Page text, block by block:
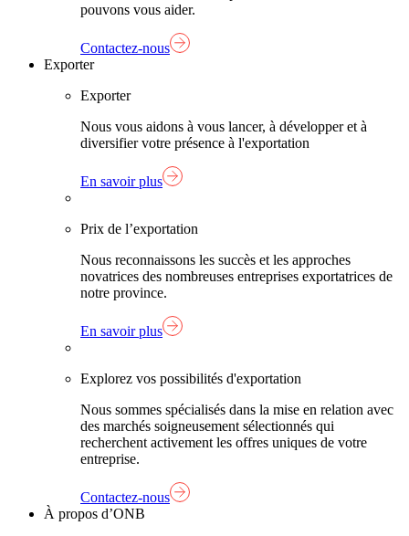
pouvons vous aider.
Contactez-nous
Exporter
Exporter
Nous vous aidons à vous lancer, à développer et à
diversifier votre présence à l'exportation
En savoir plus
Prix de l’exportation
Nous reconnaissons les succès et les approches
novatrices des nombreuses entreprises exportatrices de
notre province.
En savoir plus
Explorez vos possibilités d'exportation
Nous sommes spécialisés dans la mise en relation avec
des marchés soigneusement sélectionnés qui
recherchent activement les offres uniques de votre
entreprise.
Contactez-nous
À propos d’ONB